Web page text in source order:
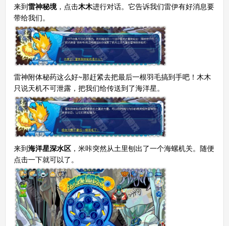
赛尔号手机版
来到雷神秘境，点击木木进行对话。它告诉我们雷伊有好消息要
带给我们。
雷神附体秘药这么好~那赶紧去把最后一根羽毛搞到手吧！木木
只说天机不可泄露，把我们给传送到了海洋星。
来到海洋星深水区，米咔突然从土里刨出了一个海螺机关。随便
点击一下就可以了。